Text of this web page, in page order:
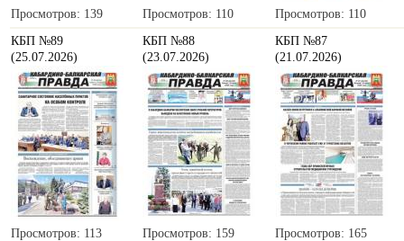
Просмотров: 139 Просмотров: 110
Просмотров: 110
КБП №89
(25.07.2026)
Просмотров: 113
КБП №88
(23.07.2026)
Просмотров: 159
КБП №87
(21.07.2026)
Просмотров: 165